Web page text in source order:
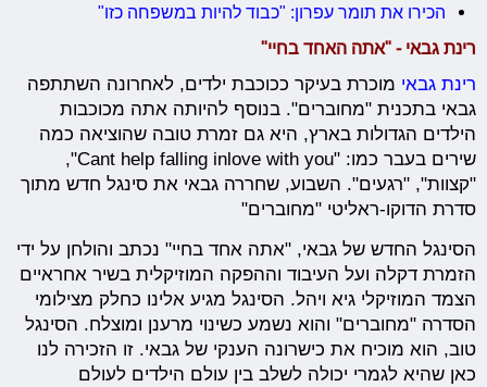
הכירו את תומר עפרון: "כבוד להיות במשפחה כזו"
רינת גבאי - "אתה האחד בחיי"
רינת גבאי מוכרת בעיקר ככוכבת ילדים, לאחרונה השתתפה
גבאי בתכנית "מחוברים". בנוסף להיותה אתה מכוכבות
הילדים הגדולות בארץ, היא גם זמרת טובה שהוציאה כמה
שירים בעבר כמו: "Cant help falling inlove with you",
"קצוות", "רגעים". השבוע, שחררה גבאי את סינגל חדש מתוך
סדרת הדוקו-ראליטי "מחוברים"
הסינגל החדש של גבאי, "אתה אחד בחיי" נכתב והולחן על ידי
הזמרת דקלה ועל העיבוד וההפקה המוזיקלית בשיר אחראיים
הצמד המוזיקלי גיא ויהל. הסינגל מגיע אלינו כחלק מצילומי
הסדרה "מחוברים" והוא נשמע כשינוי מרענן ומוצלח. הסינגל
טוב, הוא מוכיח את כישרונה הענקי של גבאי. זו הזכירה לנו
כאן שהיא לגמרי יכולה לשלב בין עולם הילדים לעולם